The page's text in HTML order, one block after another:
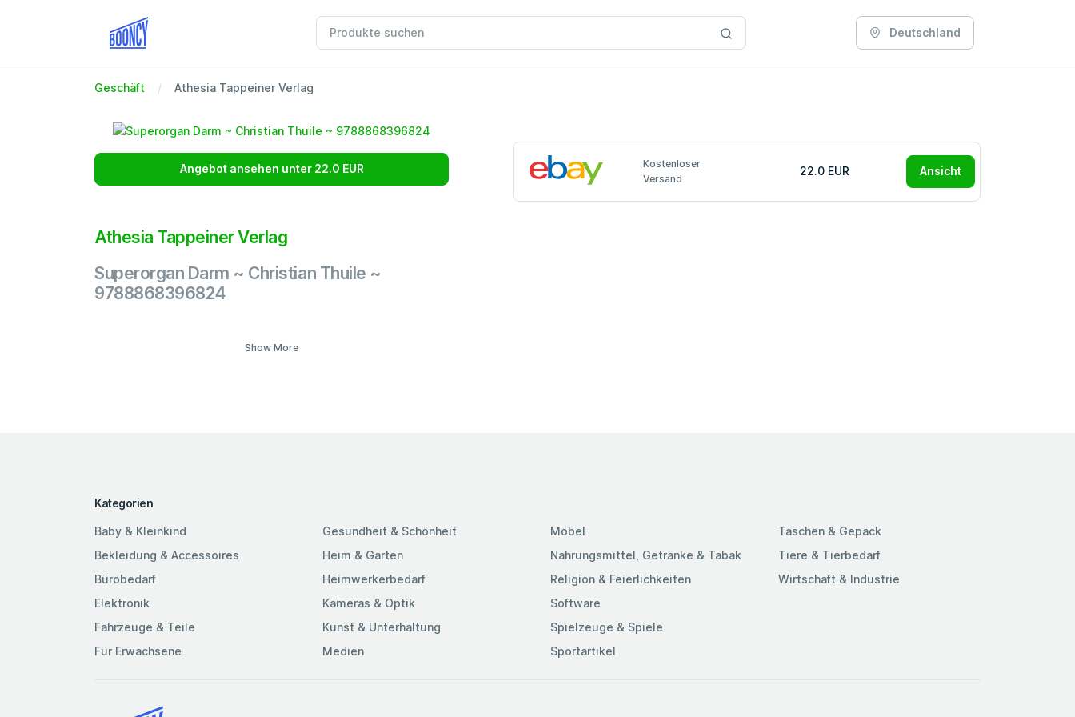
Deutschland
Geschäft Athesia Tappeiner Verlag
Angebot ansehen unter 22.0 EUR
Athesia Tappeiner Verlag
Superorgan Darm ~ Christian Thuile ~
9788868396824
Show More
Kostenloser
Versand
22.0 EUR Ansicht
Kategorien
Baby & Kleinkind
Bekleidung & Accessoires
Bürobedarf
Elektronik
Fahrzeuge & Teile
Für Erwachsene
Gesundheit & Schönheit
Heim & Garten
Heimwerkerbedarf
Kameras & Optik
Kunst & Unterhaltung
Medien
Möbel
Nahrungsmittel, Getränke & Tabak
Religion & Feierlichkeiten
Software
Spielzeuge & Spiele
Sportartikel
Taschen & Gepäck
Tiere & Tierbedarf
Wirtschaft & Industrie